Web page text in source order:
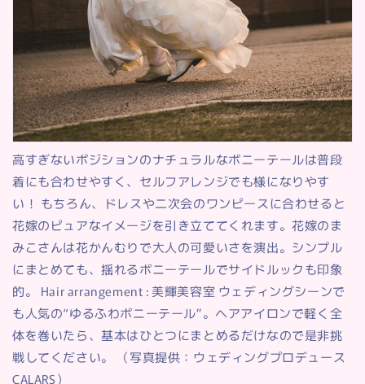
高すぎないポジションのナチュラルなポニーテールは普段
着にも合わせやすく、セルフアレンジでも様になりやす
い！ もちろん、ドレスや二次会のワンピースに合わせると
花嫁のピュアなイメージを引き立ててくれます。花嫁のま
みこさんは花かんむりで大人の可愛いさを演出。シンプル
にまとめても、揺れるポニーテールでサイドルックも印象
的。 Hair arrangement : 美輝美容室 ウェディングシーンで
も人気の“ゆるふわポニーテール”。ヘアアイロンで軽く全
体を巻いたら、基本はひとつにまとめるだけなので是非挑
戦してください。 （写真提供：ウェディングプロデュース
CALARS）